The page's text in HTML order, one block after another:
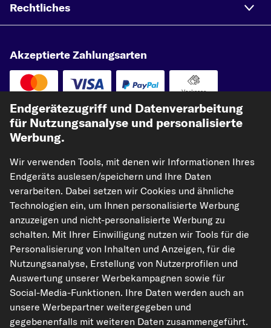
Rechtliches
Akzeptierte Zahlungsarten
Vorkasse
Unsere Versandpartner
kfzteile24.de carpardoo.nl
carpardoo.fr
carpardoo.dk
Die hier dargestellten Daten, insbesondere die gesamte Datenbank, dürfen
nicht vervielfältigt werden. Die Vervielfältigung und Verbreitung der Daten und
Endgerätezugriff und Datenverarbeitung
für Nutzungsanalyse und personalisierte
Werbung.
Wir verwenden Tools, mit denen wir Informationen Ihres
Endgeräts auslesen/speichern und Ihre Daten
verarbeiten. Dabei setzen wir Cookies und ähnliche
Technologien ein, um Ihnen personalisierte Werbung
anzuzeigen und nicht-personalisierte Werbung zu
schalten. Mit Ihrer Einwilligung nutzen wir Tools für die
Personalisierung von Inhalten und Anzeigen, für die
Nutzungsanalyse, Erstellung von Nutzerprofilen und
Auswertung unserer Werbekampagnen sowie für
Social-Media-Funktionen. Ihre Daten werden auch an
unsere Werbepartner weitergegeben und
gegebenenfalls mit weiteren Daten zusammengeführt.